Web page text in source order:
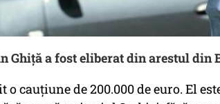
Ghiță a fost eliberat din arestul din
o cauțiune de 200.000 de euro. El